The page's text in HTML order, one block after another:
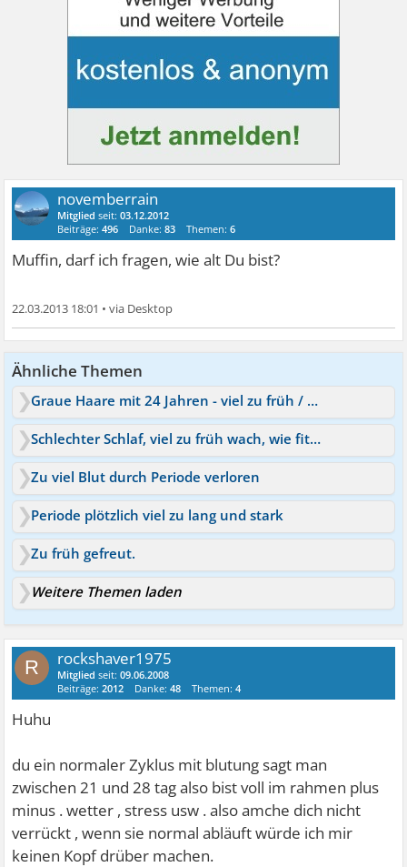
novemberrain
Mitglied seit:03.12.2012
Beiträge:496 Danke:83 Themen:6
Muffin, darf ich fragen, wie alt Du bist?
22.03.2013 18:01 •
Ähnliche Themen
Graue Haare mit 24 Jahren - viel zu früh / nicht normal?
Schlechter Schlaf, viel zu früh wach, wie fitter werden?
Zu viel Blut durch Periode verloren
Periode plötzlich viel zu lang und stark
Zu früh gefreut.
Weitere Themen laden
R rockshaver1975
Mitglied seit:09.06.2008
Beiträge:2012 Danke:48 Themen:4
Huhu
du ein normaler Zyklus mit blutung sagt man
zwischen 21 und 28 tag also bist voll im rahmen plus
minus . wetter , stress usw . also amche dich nicht
verrückt , wenn sie normal abläuft würde ich mir
keinen Kopf drüber machen.